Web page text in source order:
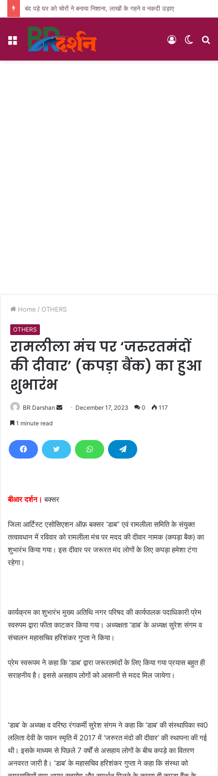
बंद पड़े घर को चोरों ने बनाया निशाना, लाखों के गहने व नकदी उड़ाए
Menu
Switch
Log
Home / OTHERS
OTHERS
रामलीला मंच पर ‘जरुरतमंदों
की दीवार’ (कपड़ा बैंक) का हुआ
शुभारंभ
BR Darshan
d
l
December 17, 2023 0 117
1 minute read
बीआर दर्शन। बक्सर
जिला आर्टिस्ट एसोसिएशन ऑफ़ बक्सर ‘डाब” एवं रामलीला समिति के संयुक्त
तत्वावधान में रविवार को रामलीला मंच पर मदद की दीवार नामक (कपड़ा बैक) का
शुभारंभ किया गया। इस दीवार पर जरूरत मंद लोगों के लिए कपड़ा हमेशा टंगा
रहेगा।
कार्यक्रम का शुभारंभ मुख्य अतिथि नगर परिषद की कार्यपालक पदाधिकारी प्रेम
स्वरुपम द्वारा फीता काटकर किया गया। अध्यक्षता ‘डाब’ के अध्यक्ष सुरेश संगम व
संचालन महासचिव हरिशंकर गुप्ता ने किया।
प्रेम स्वरूपम ने कहा कि ‘डाब’ द्वारा जरूरतमंदों के लिए किया गया प्रयास बहुत ही
सराहनीय है। इससे असहाय लोगों को आसानी से मदद मिल जायेगा।
‘डाब’ के अध्यक्ष व वरिष्ठ रंगकर्मी सुरेश संगम ने कहा कि ‘डाब’ की संस्थापिका स्व0
ललिता देवी के पावन स्मृति में 2017 में ‘जरुरत मंदो की दीवार’ की स्थापना की गई
थी। इसके माध्यम से पिछले 7 वर्षों से असहाय लोगों के बीच कपड़े का वितरण
अनवरत जारी है। ‘डाब’ के महासचिव हरिशंकर गुप्ता ने कहा कि संस्था को